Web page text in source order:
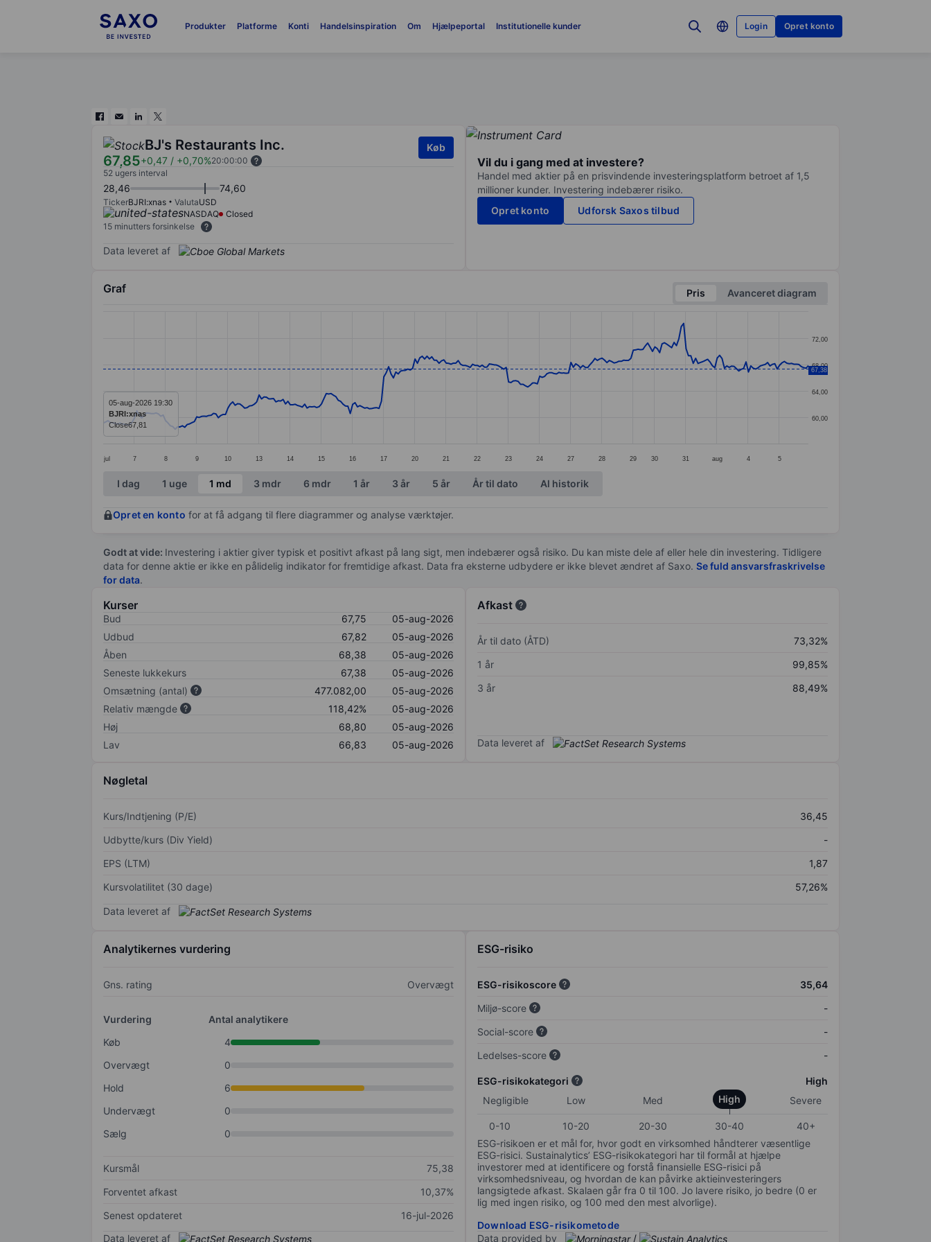
Produkter Platforme Konti Handelsinspiration Om Hjælpeportal Institutionelle kunder Login Opret konto
BJ's Restaurants Inc.
67,85+0,47 / +0,70%20:00:00
Køb
52 ugers interval
28,46 74,60
TickerBJRI:xnas ValutaUSD
NASDAQ
Closed
15 minutters forsinkelse
Data leveret af
Vil du i gang med at investere?
Handel med aktier på en prisvindende investeringsplatform betroet af 1,5
millioner kunder. Investering indebærer risiko.
Opret konto
Udforsk Saxos tilbud
Graf Pris
Avanceret diagram
The chart has 1 Y axis displaying values. Data ranges from 58.18 to 74.25.
jul 7 8 9 10 13 14 15 16 17 20 21 22 23 24 27 28 29 30 31 aug 4 5
60,00
64,00
68,00
72,00
67,38
05-aug-2026 19:30
BJRI:xnas
Close67,81
End of interactive chart.
I dag 1 uge 1 md 3 mdr 6 mdr 1 år 3 år 5 år År til dato Al historik
Opret en konto for at få adgang til flere diagrammer og analyse værktøjer.
Godt at vide: Investering i aktier giver typisk et positivt afkast på lang sigt, men indebærer også risiko. Du kan miste dele af eller hele din investering. Tidligere
data for denne aktie er ikke en pålidelig indikator for fremtidige afkast. Data fra eksterne udbydere er ikke blevet ændret af Saxo. Se fuld ansvarsfraskrivelse
for data.
Kurser
Bud 67,75
05-aug-2026
Udbud
67,82
05-aug-2026
Åben
68,38
05-aug-2026
Seneste lukkekurs
67,38
05-aug-2026
Omsætning (antal)
477.082,00
05-aug-2026
Relativ mængde
118,42%
05-aug-2026
Høj
68,80
05-aug-2026
Lav
66,83 05-aug-2026
Afkast
År til dato (ÅTD)
73,32%
1 år
99,85%
3 år
88,49%
Data leveret af
Nøgletal
Kurs/Indtjening (P/E)
36,45
Udbytte/kurs (Div Yield)
-
EPS (LTM)
1,87
Kursvolatilitet (30 dage)
57,26%
Data leveret af
Analytikernes vurdering
Gns. rating Overvægt
Vurdering
Antal analytikere
Køb
4
Overvægt
0
Hold
6
Undervægt
0
Sælg
0
Kursmål
75,38
Forventet afkast
10,37%
Senest opdateret
16-jul-2026
Data leveret af
ESG-risiko
ESG-risikoscore
35,64
Miljø-score
-
Social-score
-
Ledelses-score
-
ESG-risikokategori
High
Negligible
Low Med High Severe
0-10 10-20 20-30 30-40
40+
ESG-risikoen er et mål for, hvor godt en virksomhed håndterer væsentlige
ESG-risici. Sustainalytics’ ESG-risikokategori har til formål at hjælpe
investorer med at identificere og forstå finansielle ESG-risici på
virksomhedsniveau, og hvordan de kan påvirke aktieinvesteringers
langsigtede afkast. Skalaen går fra 0 til 100. Jo lavere risiko, jo bedre (0 er
lig med ingen risiko, og 100 med den mest alvorlige).
Download ESG-risikometode
Data provided by
/